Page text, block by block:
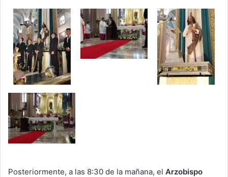
Posteriormente, a las 8:30 de la mañana, el Arzobispo